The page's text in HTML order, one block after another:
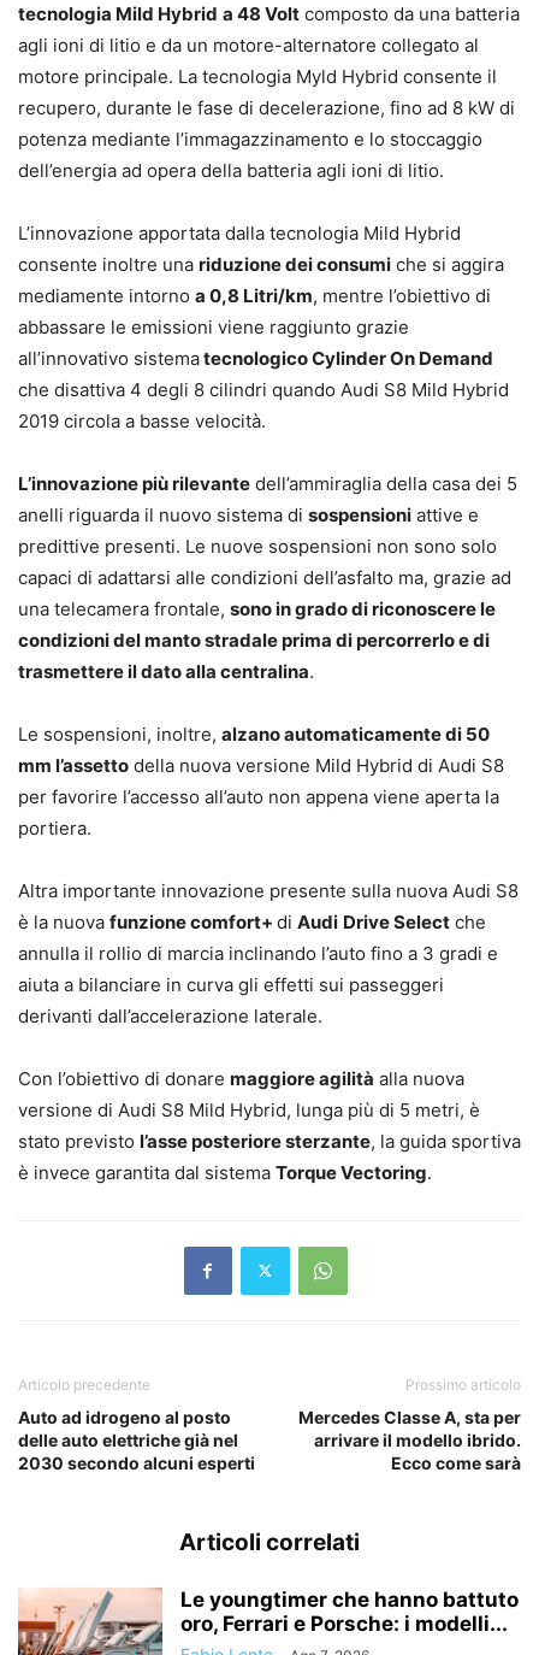
tecnologia Mild Hybrid a 48 Volt composto da una batteria
agli ioni di litio e da un motore-alternatore collegato al
motore principale. La tecnologia Myld Hybrid consente il
recupero, durante le fase di decelerazione, fino ad 8 kW di
potenza mediante l’immagazzinamento e lo stoccaggio
dell’energia ad opera della batteria agli ioni di litio.
L’innovazione apportata dalla tecnologia Mild Hybrid
consente inoltre una riduzione dei consumi che si aggira
mediamente intorno a 0,8 Litri/km, mentre l’obiettivo di
abbassare le emissioni viene raggiunto grazie
all’innovativo sistematecnologicoCylinder On Demand
che disattiva 4 degli 8 cilindri quando Audi S8 Mild Hybrid
2019 circola a basse velocità.
L’innovazione più rilevante dell’ammiraglia della casa dei 5
anelli riguarda il nuovo sistema di sospensioni attive e
predittive presenti. Le nuove sospensioni non sono solo
capaci di adattarsi alle condizioni dell’asfalto ma, grazie ad
una telecamera frontale, sono in grado di riconoscere le
condizioni del manto stradale prima di percorrerlo e di
trasmettere il dato alla centralina.
Le sospensioni, inoltre, alzano automaticamente di 50
mm l’assetto della nuova versione Mild Hybrid di Audi S8
per favorire l’accesso all’auto non appena viene aperta la
portiera.
Altra importante innovazione presente sulla nuova Audi S8
è la nuova funzione comfort+ di Audi Drive Select che
annulla il rollio di marcia inclinando l’auto fino a 3 gradi e
aiuta a bilanciare in curva gli effetti sui passeggeri
derivanti dall’accelerazione laterale.
Con l’obiettivo di donare maggiore agilità alla nuova
versione di Audi S8 Mild Hybrid, lunga più di 5 metri, è
stato previsto l’asse posteriore sterzante, la guida sportiva
è invece garantita dal sistema Torque Vectoring.
Articolo precedente
Auto ad idrogeno al posto
delle auto elettriche già nel
2030 secondo alcuni esperti
Prossimo articolo
Mercedes Classe A, sta per
arrivare il modello ibrido.
Ecco come sarà
Articoli correlati
Le youngtimer che hanno battuto
oro, Ferrari e Porsche: i modelli...